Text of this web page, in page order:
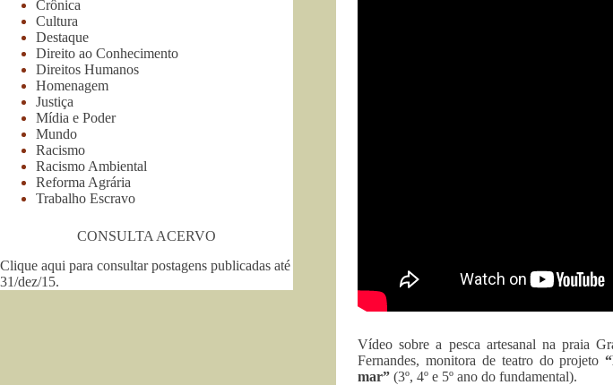
Vídeo sobre a pesca artesanal na praia
Fernandes, monitora de teatro do projeto
mar” (3º, 4º e 5º ano do fundamental).
Crônica
Cultura
Destaque
Direito ao Conhecimento
Direitos Humanos
Homenagem
Justiça
Mídia e Poder
Mundo
Racismo
Racismo Ambiental
Reforma Agrária
Trabalho Escravo
CONSULTA ACERVO
Clique aqui para consultar postagens publicadas até
31/dez/15.